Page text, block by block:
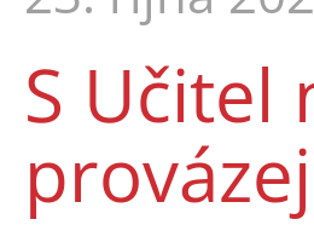
S Učitel